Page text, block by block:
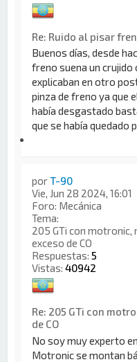
Re: Ruido al pisar
Buenos días, desde
freno suena un crujido
explicaban en otro
pinza de freno ya que
había desgastado
que se había quedado
porT-90
Vie, Jun 28 2024, 16:01
Foro: Mecánica
Tema:
205 GTi con motronic,
exceso de CO
Respuestas:5
Vistas:40942
Re: 205 GTi con
de CO
No soy muy experto
Motronic se montan